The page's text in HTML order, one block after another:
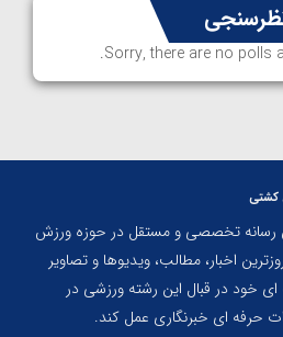
Sorry, there are no polls
کشتی
رسانه تخصصی و مستقل در حوزه ورزش
اخبار، مطالب، ویدیوها و تصاویر
خود در قبال این رشته ورزشی در
حرفه ای خبرنگاری عمل کند.